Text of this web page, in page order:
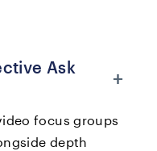
Ask
+
focus groups
depth